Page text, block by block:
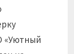
«Уютный